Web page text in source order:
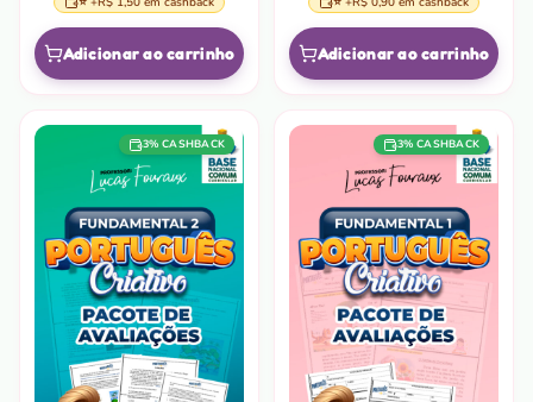
Adicionar ao carrinho Adicionar ao carrinho
3% CASHBACK 3% CASHBACK